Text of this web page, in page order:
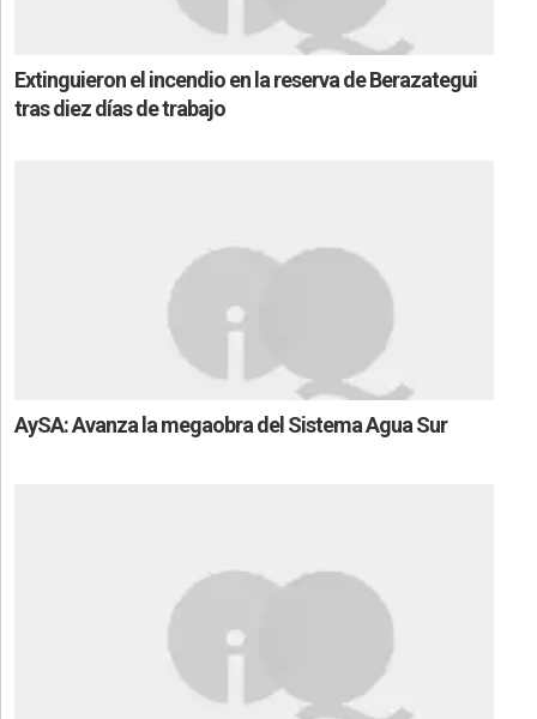
Extinguieron el incendio en la reserva de Berazategui
tras diez días de trabajo
AySA: Avanza la megaobra del Sistema Agua Sur